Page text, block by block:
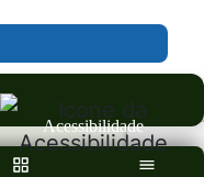
Acessibilidade